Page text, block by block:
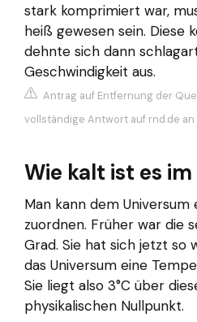
stark komprimiert war,
heiß gewesen sein. Diese
dehnte sich dann
Geschwindigkeit aus.
Antrag auf Entfernung der
vollständige Antwort auf rnd.de an
Wie kalt ist es im
Man kann dem
zuordnen. Früher war die
Grad. Sie hat sich jetzt so
das Universum eine
Sie liegt also 3°C über
physikalischen Nullpunkt.